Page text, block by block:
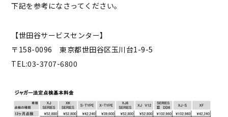
下記を参考になさってください。
【世田谷サービスセンター】
〒158-0096 東京都世田谷区玉川台1-9-5
TEL:03-3707-6800